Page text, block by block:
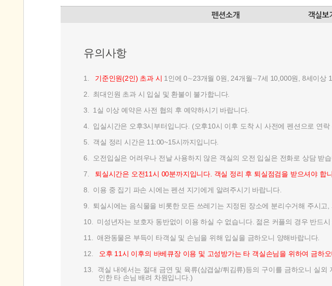
유의사항
1. 기준인원(2인) 초과 시 1인에 0∼23개월 0원, 24개월∼7세 10,000원, 8세이상
2.
최대인원 초과 시 입실 및 환불이 불가합니다.
3.
1실 이상 예약은 사전 협의 후 예약하시기 바랍니다.
4.
입실시간은 오후3시부터입니다. (오후10시 이후 도착 시 사전에 펜션으로 연
5.
객실 정리 시간은 11:00~15시까지입니다.
6.
오전입실은 어려우나 전날 사용하지 않은 객실의 오전 입실은 전화로 상담 받습
7.
퇴실시간은 오전11시 00분까지입니다. 객실 정리 후 퇴실점검을 받으셔야 합
8.
이용 중 집기 파손 시에는 펜션 지기에게 알려주시기 바랍니다.
9.
퇴실시에는 음식물을 비롯한 모든 쓰레기는 지정된 장소에 분리수거해 주시
10.
미성년자는 보호자 동반없이 이용 하실 수 없습니다. 젊은 커플의 경우 반드
11.
애완동물은 부득이 타객실 및 손님을 위해 입실을 금하오니 양해바랍니다.
12.
오후 11시 이후의 바베큐장 이용 및 고성방가는 타 객실손님을 위하여 금하
13.
객실 내에서는 절대 금연 및 육류(삼겹살/튀김류)등의 구이를 금하오니 실
인한 타 손님 배려 차원입니다.)